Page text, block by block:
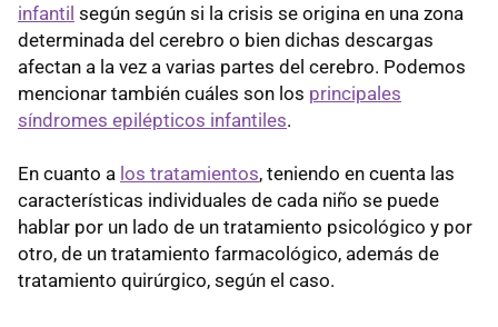
infantil según según si la crisis se origina en una zona
determinada del cerebro o bien dichas descargas
afectan a la vez a varias partes del cerebro. Podemos
mencionar también cuáles son los principales
síndromes epilépticos infantiles.
En cuanto a los tratamientos, teniendo en cuenta las
características individuales de cada niño se puede
hablar por un lado de un tratamiento psicológico y por
otro, de un tratamiento farmacológico, además de
tratamiento quirúrgico, según el caso.